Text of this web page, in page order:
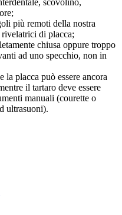
scovolino,
più remoti della nostra
di placca;
chiusa oppure troppo
ad uno specchio, non in
la placca può essere ancora
il tartaro deve essere
manuali (courette o
ultrasuoni).